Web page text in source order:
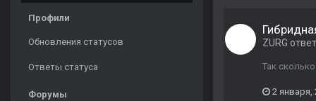
Профили
Обновления статусов
Ответы статуса
Форумы
ZURG
Так
2 января,